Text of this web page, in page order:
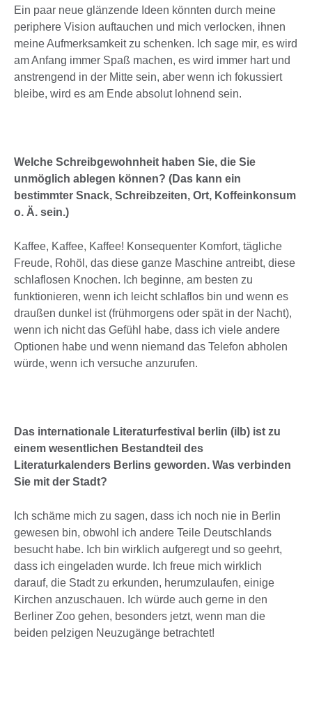
Ein paar neue glänzende Ideen könnten durch meine
periphere Vision auftauchen und mich verlocken, ihnen
meine Aufmerksamkeit zu schenken. Ich sage mir, es wird
am Anfang immer Spaß machen, es wird immer hart und
anstrengend in der Mitte sein, aber wenn ich fokussiert
bleibe, wird es am Ende absolut lohnend sein.
Welche Schreibgewohnheit haben Sie, die Sie
unmöglich ablegen können? (Das kann ein
bestimmter Snack, Schreibzeiten, Ort, Koffeinkonsum
o. Ä. sein.)
Kaffee, Kaffee, Kaffee! Konsequenter Komfort, tägliche
Freude, Rohöl, das diese ganze Maschine antreibt, diese
schlaflosen Knochen. Ich beginne, am besten zu
funktionieren, wenn ich leicht schlaflos bin und wenn es
draußen dunkel ist (frühmorgens oder spät in der Nacht),
wenn ich nicht das Gefühl habe, dass ich viele andere
Optionen habe und wenn niemand das Telefon abholen
würde, wenn ich versuche anzurufen.
Das internationale Literaturfestival berlin (ilb) ist zu
einem wesentlichen Bestandteil des
Literaturkalenders Berlins geworden. Was verbinden
Sie mit der Stadt?
Ich schäme mich zu sagen, dass ich noch nie in Berlin
gewesen bin, obwohl ich andere Teile Deutschlands
besucht habe. Ich bin wirklich aufgeregt und so geehrt,
dass ich eingeladen wurde. Ich freue mich wirklich
darauf, die Stadt zu erkunden, herumzulaufen, einige
Kirchen anzuschauen. Ich würde auch gerne in den
Berliner Zoo gehen, besonders jetzt, wenn man die
beiden pelzigen Neuzugänge betrachtet!